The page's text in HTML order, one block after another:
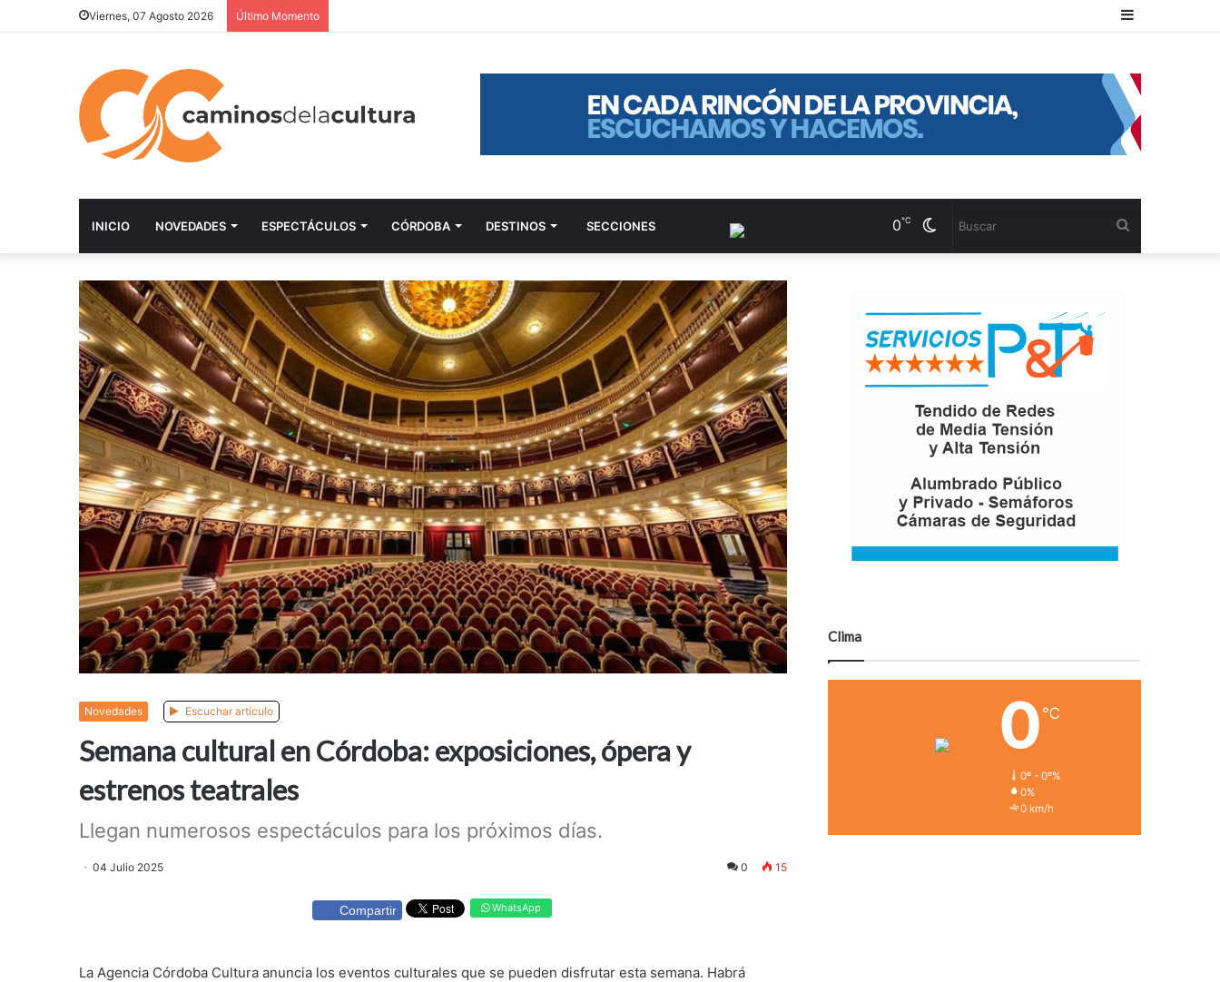
Viernes, 07 Agosto 2026 Último Momento
INICIO NOVEDADES ESPECTÁCULOS CÓRDOBA DESTINOS SECCIONES Cambiar
0℃
Novedades Escuchar artículo
Semana cultural en Córdoba: exposiciones, ópera y
estrenos teatrales
Llegan numerosos espectáculos para los próximos días.
04 Julio 2025 0 15
Compartir WhatsApp
La Agencia Córdoba Cultura anuncia los eventos culturales que se pueden disfrutar esta semana. Habrá
Clima
0 ℃
0º - 0º%
0%
0 km/h